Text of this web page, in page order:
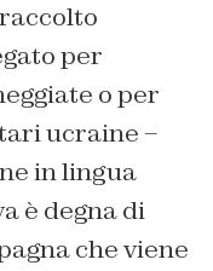
per
o per
ucraine –
in lingua
è degna di
che viene